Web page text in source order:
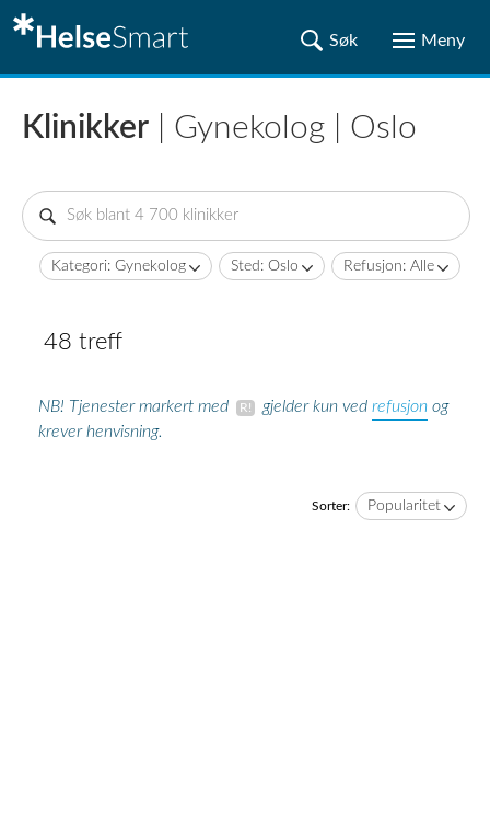
Klinikker | Gynekolog | Oslo
Kategori: Gynekolog Sted: Oslo Refusjon: Alle
48 treff
NB! Tjenester markert med gjelder kun ved refusjon og
krever henvisning.
Sorter: Popularitet